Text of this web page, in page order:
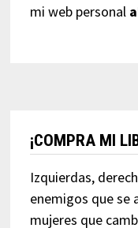
mi web personal
¡COMPRA MI
Izquierdas,
enemigos que se
mujeres que